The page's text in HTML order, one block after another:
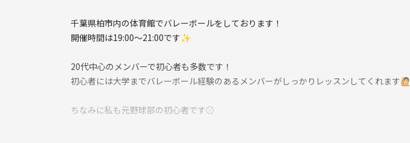
千葉県柏市内の体育館でバレーボールをしております！
開催時間は19:00～21:00です✨
20代中心のメンバーで初心者も多数です！
初心者には大学までバレーボール経験のあるメンバーがしっかりレッスンしてくれます🙋
ちなみに私も元野球部の初心者です⚾